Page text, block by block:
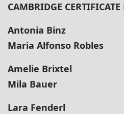
CAMBRIDGE CERTIFICATE
Maria Alfonso Robles
Amelie
Mila Bauer
Lara